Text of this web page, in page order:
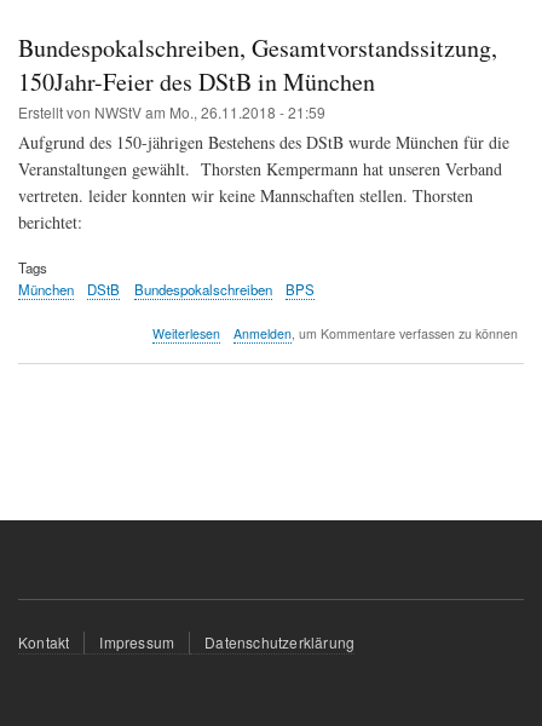
Bundespokalschreiben, Gesamtvorstandssitzung,
150Jahr-Feier des DStB in München
Erstellt von NWStVam Mo., 26.11.2018 - 21:59
Aufgrund des 150-jährigen Bestehens des DStB wurde München für die
Veranstaltungen gewählt. Thorsten Kempermann hat unseren Verband
vertreten. leider konnten wir keine Mannschaften stellen. Thorsten
berichtet:
Tags
München
DStB Bundespokalschreiben BPS
WeiterlesenüberAnmelden, um Kommentare verfassen zu können
Fußzeilenmenü
Kontakt Impressum Datenschutzerklärung